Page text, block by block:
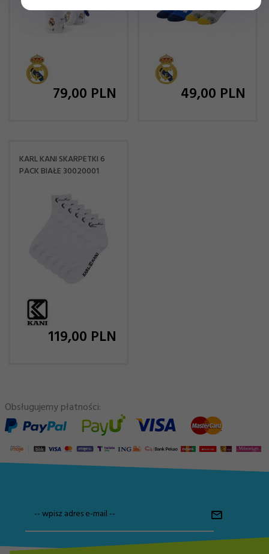
79,00 PLN 49,00 PLN
KARL KANI SKARPETKI 6
PACK BIAŁE 30020001
119,00 PLN
Obsługujemy płatności:
-- wpisz adres e-mail --